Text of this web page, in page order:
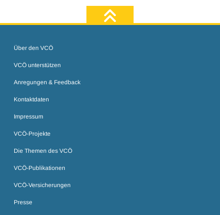
Über den VCÖ
VCÖ unterstützen
Anregungen & Feedback
Kontaktdaten
Impressum
VCÖ-Projekte
Die Themen des VCÖ
VCÖ-Publikationen
VCÖ-Versicherungen
Presse